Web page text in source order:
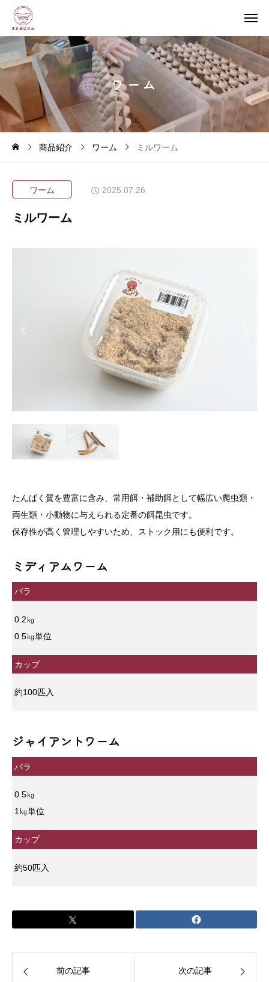
ワーム
商品紹介 ワーム ミルワーム
ワーム 2025.07.26
ミルワーム
たんぱく質を豊富に含み、常用餌・補助餌として幅広い爬虫類・
両生類・小動物に与えられる定番の餌昆虫です。
保存性が高く管理しやすいため、ストック用にも便利です。
ミディアムワーム
バラ
0.2㎏
0.5㎏単位
カップ
約100匹入
ジャイアントワーム
バラ
0.5㎏
1㎏単位
カップ
約50匹入
前の記事 次の記事